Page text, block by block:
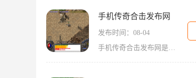
手机传奇合击发布网
发布时间：08-04
手机传奇合击发布网是一款令人兴奋并且充满挑战的手机游戏。这款游戏能让你在手机上体验到传奇这款经典游戏的乐趣和激情。它提供了丰富的游戏内容和多样化的玩法，让你随时随